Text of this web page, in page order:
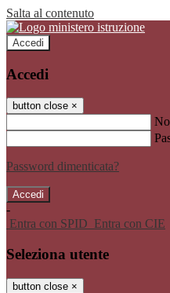
Salta al contenuto
Accedi
Accedi
button close ×
Password dimenticata?
-
Entra con SPID Entra con CIE
Seleziona utente
button close ×